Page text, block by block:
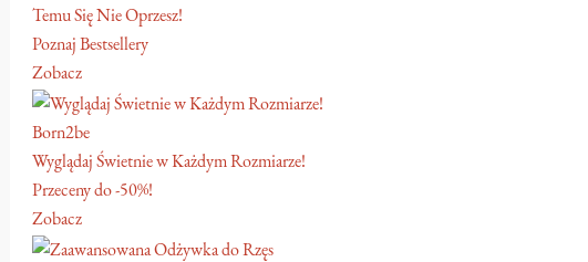
Temu Się Nie Oprzesz!
Poznaj Bestsellery
Zobacz
Born2be
Wyglądaj Świetnie w Każdym Rozmiarze!
Przeceny do -50%!
Zobacz